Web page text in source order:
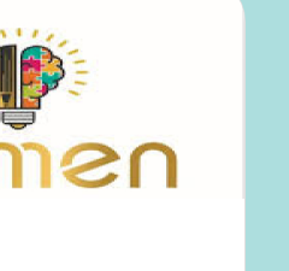
TEM COMO
AULAS DE
LÍNGUA